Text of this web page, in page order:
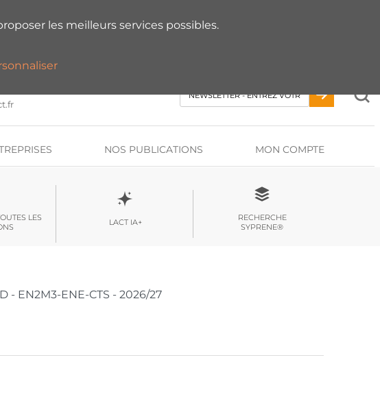
PRENEZ RDV AVEC UN EXPERT
NOS PUBLICATIONS MON COMPTE
LES
LACT IA+
RECHERCHE
SYPRENE®
- EN2M3-ENE-CTS - 2026/27
les meilleurs services possibles.